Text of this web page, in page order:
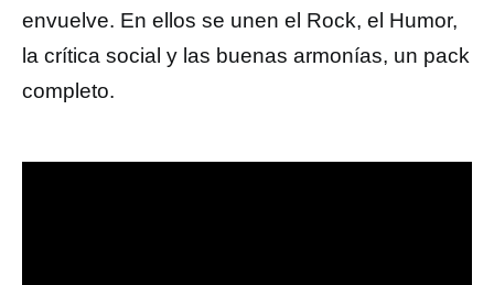
envuelve. En ellos se unen el Rock, el Humor,
la crítica social y las buenas armonías, un pack
completo.